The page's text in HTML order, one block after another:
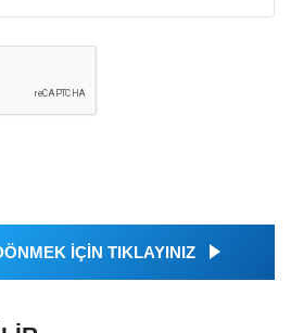
İÇİN TIKLAYINIZ